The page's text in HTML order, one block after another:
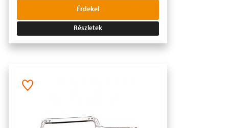
Érdekel
Részletek